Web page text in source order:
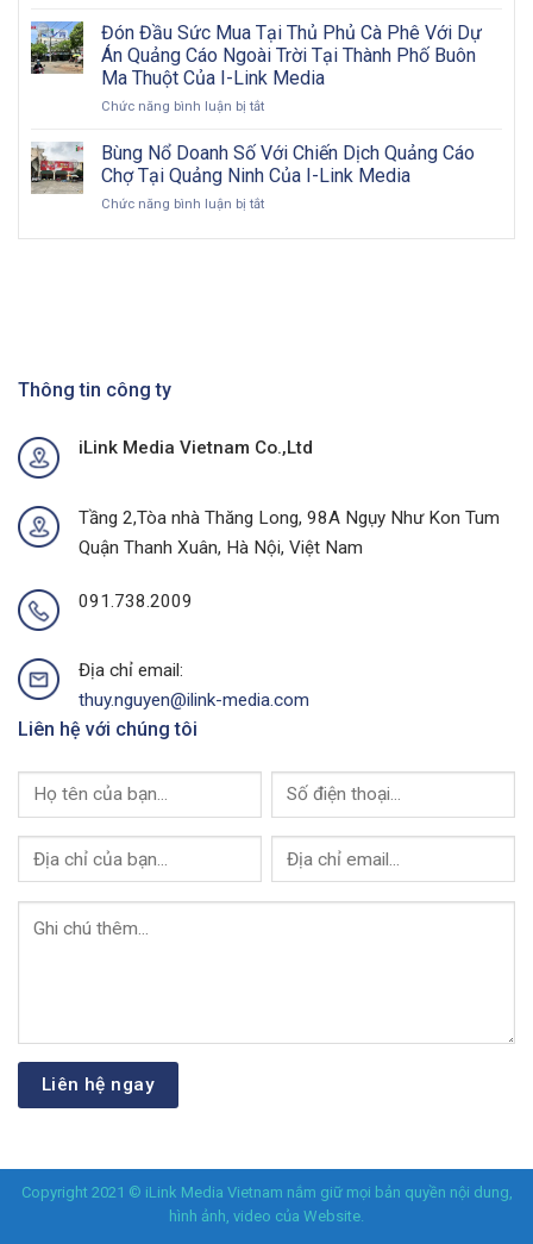
đôi
nét
về
2026:
Cơ
hội
cho
nghiệp
Việt
trong
Cáo
Biển
Bảng
Pano
Billboard:
Đi
Toàn
&
Đón Đầu Sức Mua Tại Thủ Phủ Cà Phê Với Dự
Án Quảng Cáo Ngoài Trời Tại Thành Phố Buôn
Ma Thuột Của I-Link Media
Chức năng bình luận bị tắtở
Đầu
Sức
Mua
Tại
Tại
Thuột
Bùng Nổ Doanh Số Với Chiến Dịch Quảng Cáo
Chợ Tại Quảng Ninh Của I-Link Media
Chức năng bình luận bị tắtở
Nổ
Quảng
Link
Media
Thông tin công ty
iLink Media Vietnam Co.,Ltd
Tầng 2,Tòa nhà Thăng Long, 98A Ngụy Như Kon Tum
Quận Thanh Xuân, Hà Nội, Việt Nam
091.738.2009
Địa chỉ email:
thuy.nguyen@ilink-media.com
Liên hệ với chúng tôi
Copyright 2021 © iLink Media Vietnam nắm giữ mọi bản quyền nội dung,
hình ảnh, video của Website.